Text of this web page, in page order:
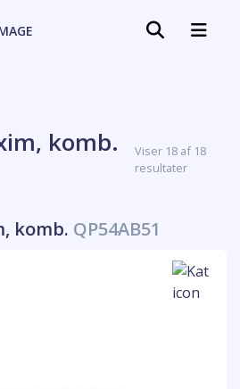
komb.
Viser 18 af 18
resultater
komb. QP54AB51